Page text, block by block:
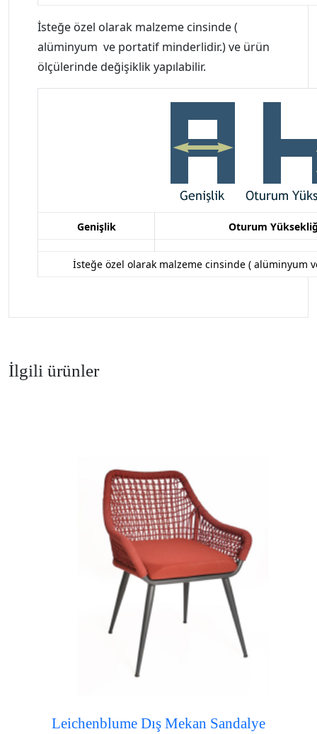
İsteğe özel olarak malzeme cinsinde (
alüminyum ve portatif minderlidir.) ve ürün
ölçülerinde değişiklik yapılabilir.
Genişlik Oturum
İsteğe özel olarak malzeme cinsinde ( alüminyum
İlgili ürünler
Leichenblume Dış Mekan Sandalye